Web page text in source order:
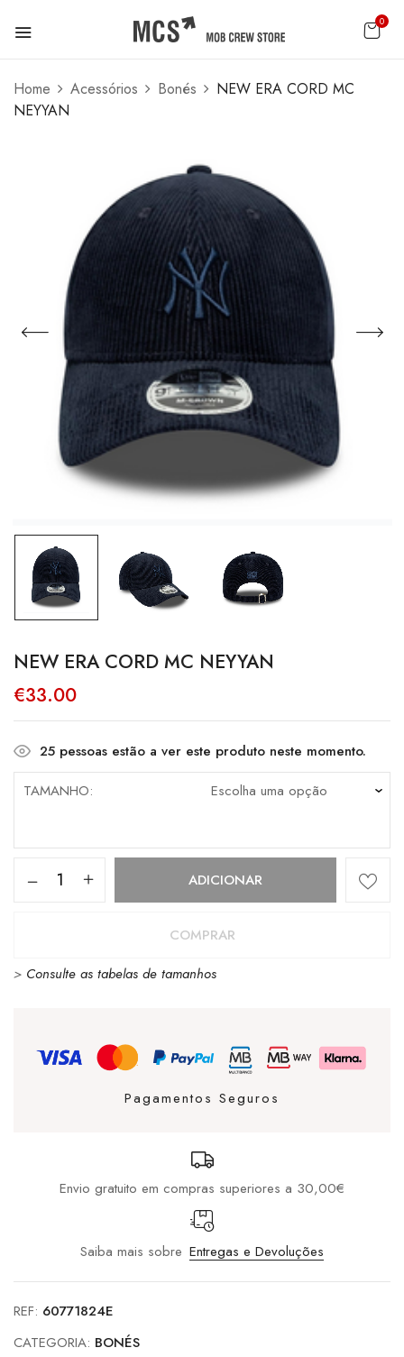
0
Home Acessórios Bonés
NEW ERA CORD MC
NEYYAN
NEW ERA CORD MC NEYYAN
€33.00
25 pessoas estão a ver este produto neste momento.
TAMANHO
Quantidade
CORD
ADICIONAR
COMPRAR
> Consulte as tabelas de tamanhos
Pagamentos Seguros
Envio gratuito em compras superiores a 30,00€
Saiba mais sobre Entregas e Devoluções
REF: 60771824E
CATEGORIA: BONÉS